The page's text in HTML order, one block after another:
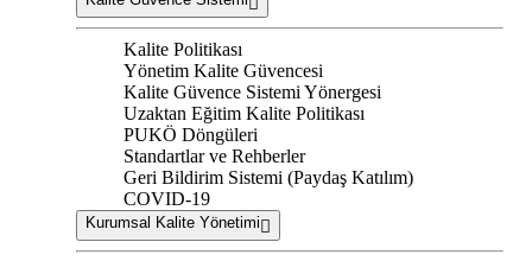
Kalite Politikası
Yönetim Kalite Güvencesi
Kalite Güvence Sistemi Yönergesi
Uzaktan Eğitim Kalite Politikası
PUKÖ Döngüleri
Standartlar ve Rehberler
Geri Bildirim Sistemi (Paydaş Katılım)
COVID-19
Kurumsal Kalite Yönetimi